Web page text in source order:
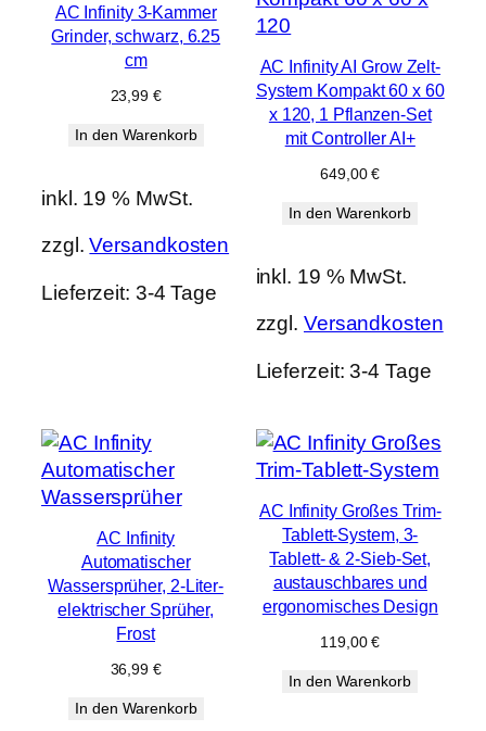
AC Infinity 3-Kammer
Grinder, schwarz, 6.25
cm
23,99 €
In den Warenkorb
inkl. 19 % MwSt.
zzgl.Versandkosten
Lieferzeit: 3-4 Tage
AC Infinity AI Grow Zelt-
System Kompakt 60 x 60
x 120, 1 Pflanzen-Set
mit Controller AI+
649,00€
In den Warenkorb
inkl. 19 % MwSt.
zzgl. Versandkosten
Lieferzeit:3-4 Tage
AC Infinity
Automatischer
Wassersprüher, 2-Liter-
elektrischer Sprüher,
Frost
36,99 €
In den Warenkorb
AC Infinity Großes Trim-
Tablett-System, 3-
Tablett- & 2-Sieb-Set,
austauschbares und
ergonomisches Design
119,00€
In den Warenkorb